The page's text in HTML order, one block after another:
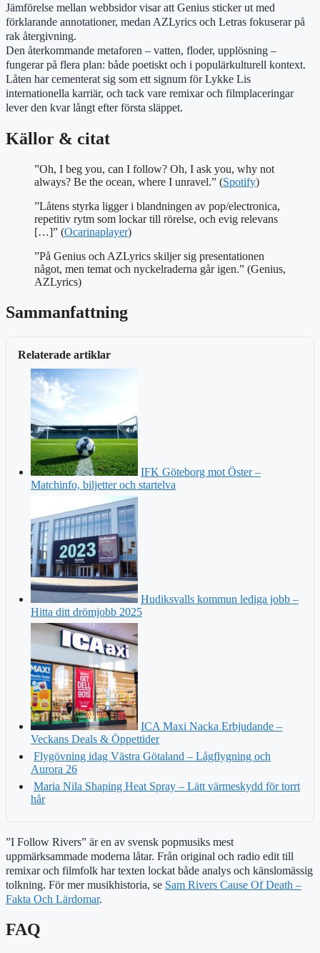
Jämförelse mellan webbsidor visar att Genius sticker ut med
förklarande annotationer, medan AZLyrics och Letras fokuserar på
rak återgivning.
Den återkommande metaforen – vatten, floder, upplösning –
fungerar på flera plan: både poetiskt och i populärkulturell kontext.
Låten har cementerat sig som ett signum för Lykke Lis
internationella karriär, och tack vare remixar och filmplaceringar
lever den kvar långt efter första släppet.
Källor & citat
”Oh, I beg you, can I follow? Oh, I ask you, why not
always? Be the ocean, where I unravel.” (Spotify)
”Låtens styrka ligger i blandningen av pop/electronica,
repetitiv rytm som lockar till rörelse, och evig relevans
[…]” (Ocarinaplayer)
”På Genius och AZLyrics skiljer sig presentationen
något, men temat och nyckelraderna går igen.” (Genius,
AZLyrics)
Sammanfattning
Relaterade artiklar
IFK Göteborg mot Öster –
Matchinfo, biljetter och startelva
Hudiksvalls kommun lediga jobb –
Hitta ditt drömjobb 2025
ICA Maxi Nacka Erbjudande –
Veckans Deals & Öppettider
Flygövning idag Västra Götaland – Lågflygning och
Aurora 26
Maria Nila Shaping Heat Spray – Lätt värmeskydd för torrt
hår
”I Follow Rivers” är en av svensk popmusiks mest
uppmärksammade moderna låtar. Från original och radio edit till
remixar och filmfolk har texten lockat både analys och känslomässig
tolkning. För mer musikhistoria, se Sam Rivers Cause Of Death –
Fakta Och Lärdomar.
FAQ